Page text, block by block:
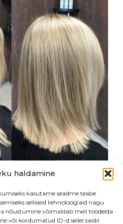
haldamine
kasutame seadme teabe
selliseid tehnoloogiaid nagu
nõustumine võimaldab meil töödelda
või kordumatud ID-d sellel saidil.
may